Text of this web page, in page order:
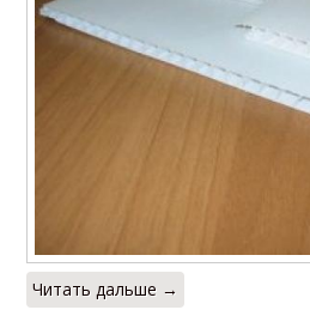
Читать дальше →